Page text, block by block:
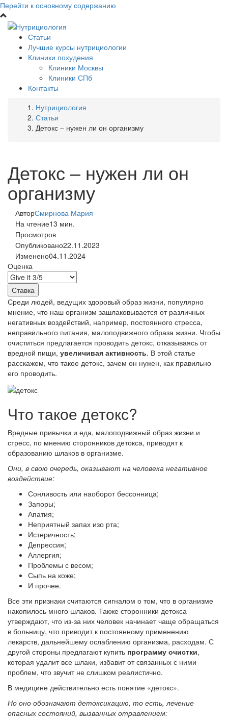
Перейти к основному содержанию
Статьи
Лучшие курсы нутрициологии
Клиники похудения
Клиники Москвы
Клиники СПб
Контакты
Нутрициология
Статьи
Детокс – нужен ли он организму
Детокс – нужен ли он
организму
АвторСмирнова Мария
На чтение13 мин.
Просмотров
Опубликовано22.11.2023
Изменено04.11.2024
Оценка
Среди людей, ведущих здоровый образ жизни, популярно
мнение, что наш организм зашлаковывается от различных
негативных воздействий, например, постоянного стресса,
неправильного питания, малоподвижного образа жизни. Чтобы
очиститься предлагается проводить детокс, отказываясь от
вредной пищи, увеличивая активность. В этой статье
расскажем, что такое детокс, зачем он нужен, как правильно
его проводить.
Что такое детокс?
Вредные привычки и еда, малоподвижный образ жизни и
стресс, по мнению сторонников детокса, приводят к
образованию шлаков в организме.
Они, в свою очередь, оказывают на человека негативное
воздействие:
Сонливость или наоборот бессонница;
Запоры;
Апатия;
Неприятный запах изо рта;
Истеричность;
Депрессия;
Аллергия;
Проблемы с весом;
Сыпь на коже;
И прочее.
Все эти признаки считаются сигналом о том, что в организме
накопилось много шлаков. Также сторонники детокса
утверждают, что из-за них человек начинает чаще обращаться
в больницу, что приводит к постоянному применению
лекарств, дальнейшему ослаблению организма, расходам. С
другой стороны предлагают купить программу очистки,
которая удалит все шлаки, избавит от связанных с ними
проблем, что звучит не слишком реалистично.
В медицине действительно есть понятие «детокс».
Но оно обозначают детоксикацию, то есть, лечение
опасных состояний, вызванных отравлением: